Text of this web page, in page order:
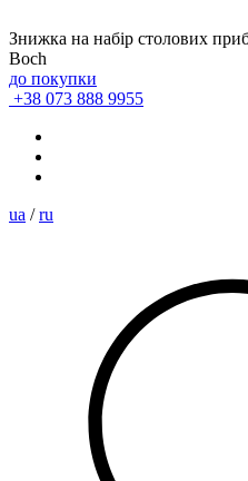
Знижка на набір столових
Boch
до покупки
+38 073 888 9955
ua / ru